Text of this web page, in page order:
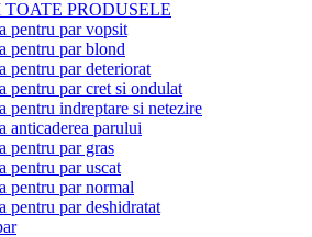
PRODUSELE
pentru par vopsit
pentru par blond
pentru par deteriorat
pentru par cret si ondulat
pentru indreptare si netezire
anticaderea parului
pentru par gras
pentru par uscat
pentru par normal
pentru par deshidratat